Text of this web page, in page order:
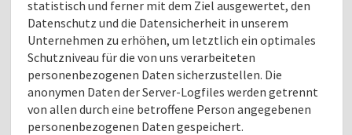
statistisch und ferner mit dem Ziel ausgewertet, den
Datenschutz und die Datensicherheit in unserem
Unternehmen zu erhöhen, um letztlich ein optimales
Schutzniveau für die von uns verarbeiteten
personenbezogenen Daten sicherzustellen. Die
anonymen Daten der Server-Logfiles werden getrennt
von allen durch eine betroffene Person angegebenen
personenbezogenen Daten gespeichert.